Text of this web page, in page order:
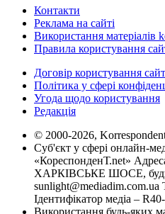
Контакти
Реклама на сайті
Використання матеріалів
Правила користування
Договір користування
Політика у сфері
Угода щодо користування
Редакція
© 2000-2026,
Суб'єкт у сфері онлайн-
«КореспонденТ.net»
ХАРКІВСЬКЕ ШОСЕ,
sunlight@mediadim.com.ua
Ідентифікатор медіа –
Використання будь-яких